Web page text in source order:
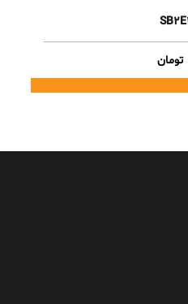
تومانCurrent
price
is: